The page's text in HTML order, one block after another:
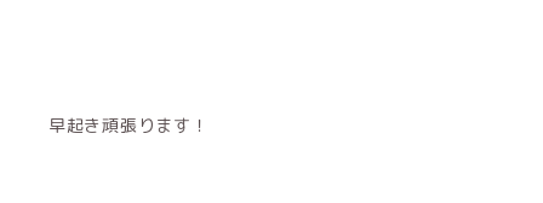
早起き頑張ります！